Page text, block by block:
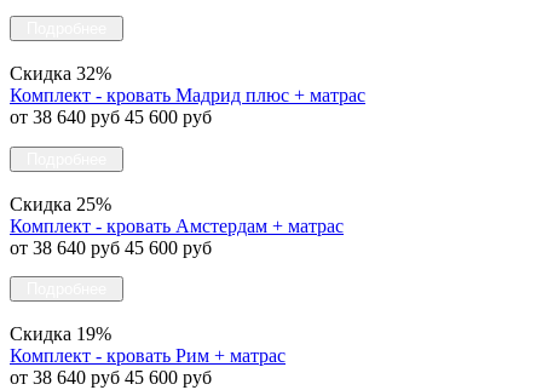
Скидка 32%
Комплект - кровать Мадрид плюс + матрас
от 38 640 руб 45 600 руб
Скидка 25%
Комплект - кровать Амстердам + матрас
от 38 640 руб 45 600 руб
Скидка 19%
Комплект - кровать Рим + матрас
от 38 640 руб 45 600 руб